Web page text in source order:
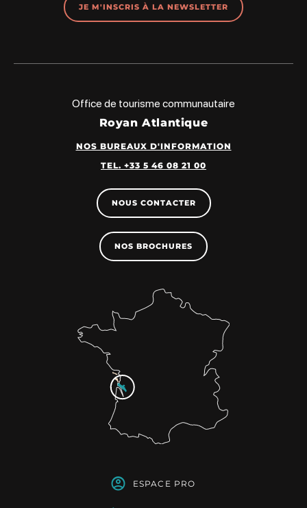
JE M'INSCRIS À LA NEWSLETTER
Office de tourisme communautaire
Royan Atlantique
NOS BUREAUX D'INFORMATION
TEL. +33 5 46 08 21 00
NOUS CONTACTER
NOS BROCHURES
ESPACE PRO